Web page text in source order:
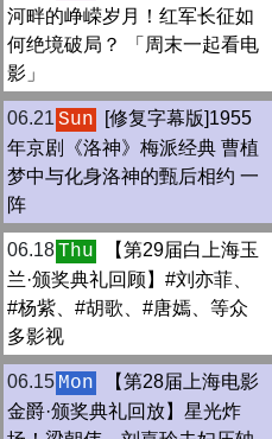
河畔的峥嵘岁月！红军长征如
何绝境破局？ 「周末一起看电
影」
06.21 Sun
[修复字幕版]1955
年京剧《洛神》梅派经典 曹植
梦中与化身洛神的甄后相约 一
阵
06.18Thu
【第29届白上海玉
兰·颁奖典礼回顾】#刘亦菲、
#杨紫、#胡歌、#唐嫣、等众
多影视
06.15 Mon
【第28届上海电影
金爵·颁奖典礼回放】星光炸